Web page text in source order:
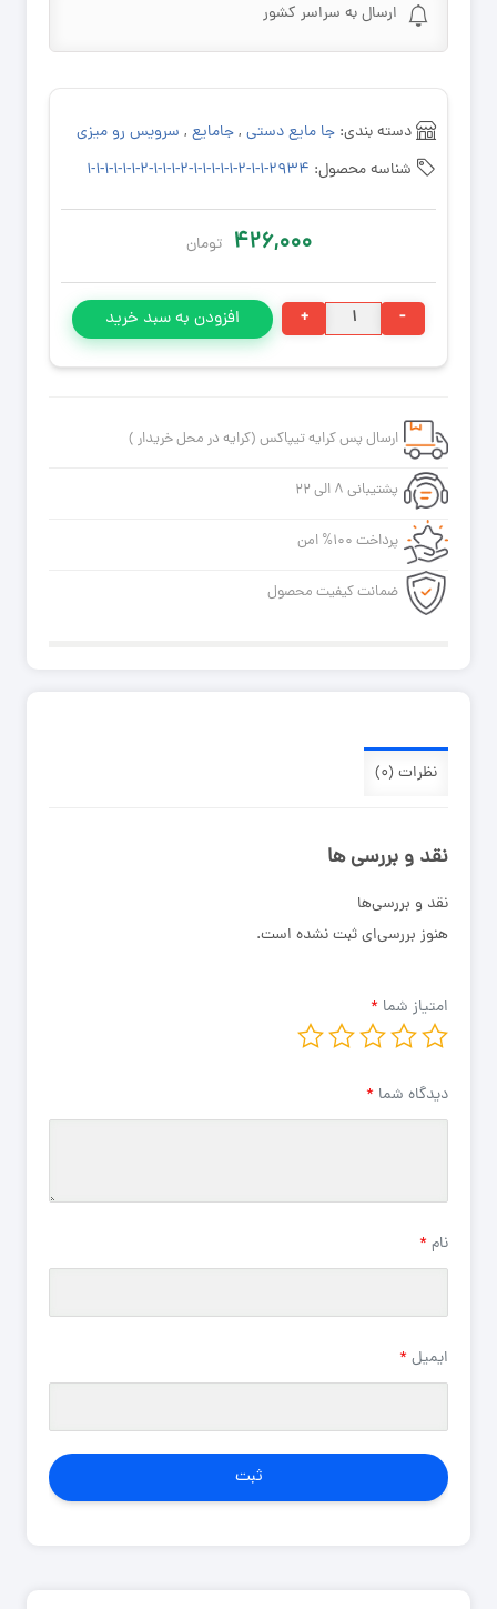
ارسال به سراسر کشور
دسته بندی: جا مایع دستی ,جامایع , سرویس رو میزی
شناسه محصول: ۲۹۳۴-۱-۱-۲-۱-۱-۱-۱-۱-۲-۱-۱-۱-۲-۱-۱-۱-۱-۱-۱
۴۲۶,۰۰۰ تومان
جامایع
رومیزی
سرویس
جا
مایع
رزین
پلکسی
عدد
-
+ افزودن به سبد خرید
ارسال پس کرایه تیپاکس (کرایه در محل خریدار )
پشتیبانی ۸ الی ۲۲
پرداخت ۱۰۰% امن
ضمانت کیفیت محصول
نظرات (۰)
نقد و بررسی ها
نقد و بررسی‌ها
هنوز بررسی‌ای ثبت نشده است.
امتیاز شما *
دیدگاه شما *
نام*
ایمیل*